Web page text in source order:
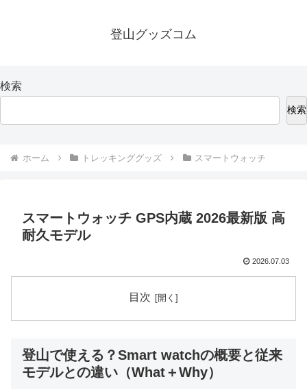
登山グッズコム
検索
検索
ホーム トレッキンググッズ スマートウォッチ
スマートウォッチ GPS内蔵 2026最新版 高
耐久モデル
2026.07.03
目次
登山で使える？Smart watchの概要と従来
モデルとの違い（What＋Why）